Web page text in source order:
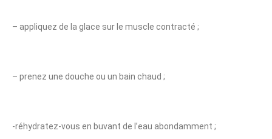
– appliquez de la glace sur le muscle contracté ;
– prenez une douche ou un bain chaud ;
-réhydratez-vous en buvant de l’eau abondamment ;